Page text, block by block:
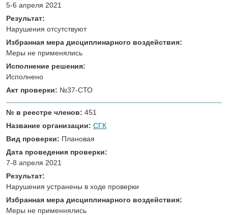
5-6 апреля 2021
Результат:
Нарушения отсутствуют
Избранная мера дисциплинарного воздействия:
Меры не применялись
Исполнение решения:
Исполнено
Акт проверки: №37-СТО
№ в реестре членов: 451
Название организации: СГК
Вид проверки: Плановая
Дата проведения проверки:
7-8 апреля 2021
Результат:
Нарушения устранены в ходе проверки
Избранная мера дисциплинарного воздействия:
Меры не применнялись